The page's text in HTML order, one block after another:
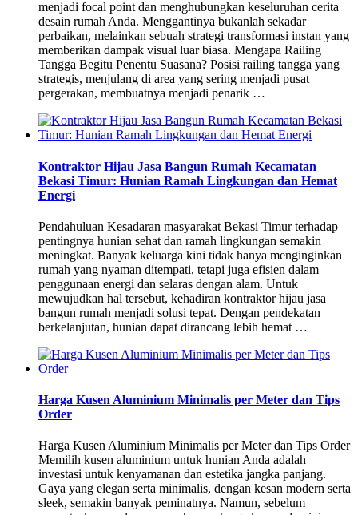
menjadi focal point dan menghubungkan keseluruhan cerita
desain rumah Anda. Menggantinya bukanlah sekadar
perbaikan, melainkan sebuah strategi transformasi instan yang
memberikan dampak visual luar biasa. Mengapa Railing
Tangga Begitu Penentu Suasana? Posisi railing tangga yang
strategis, menjulang di area yang sering menjadi pusat
pergerakan, membuatnya menjadi penarik …
Kontraktor Hijau Jasa Bangun Rumah Kecamatan
Bekasi Timur: Hunian Ramah Lingkungan dan Hemat
Energi
Pendahuluan Kesadaran masyarakat Bekasi Timur terhadap
pentingnya hunian sehat dan ramah lingkungan semakin
meningkat. Banyak keluarga kini tidak hanya menginginkan
rumah yang nyaman ditempati, tetapi juga efisien dalam
penggunaan energi dan selaras dengan alam. Untuk
mewujudkan hal tersebut, kehadiran kontraktor hijau jasa
bangun rumah menjadi solusi tepat. Dengan pendekatan
berkelanjutan, hunian dapat dirancang lebih hemat …
Harga Kusen Aluminium Minimalis per Meter dan Tips
Order
Harga Kusen Aluminium Minimalis per Meter dan Tips Order
Memilih kusen aluminium untuk hunian Anda adalah
investasi untuk kenyamanan dan estetika jangka panjang.
Gaya yang elegan serta minimalis, dengan kesan modern serta
sleek, semakin banyak peminatnya. Namun, sebelum